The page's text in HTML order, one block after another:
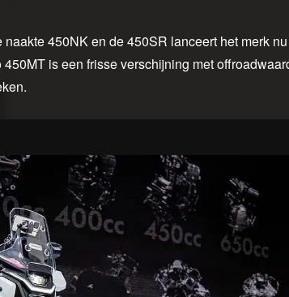
450NK en de 450SR lanceert het merk
is een frisse verschijning met